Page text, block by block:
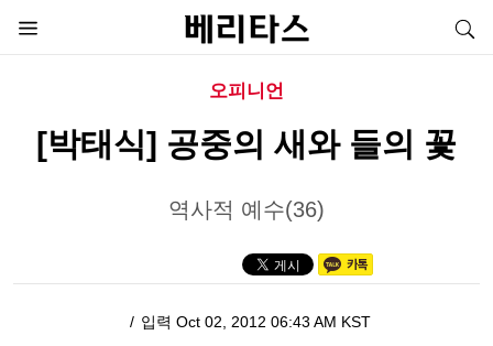
오피니언
[박태식] 공중의 새와 들의 꽃
역사적 예수(36)
입력 Oct 02, 2012 06:43 AM KST